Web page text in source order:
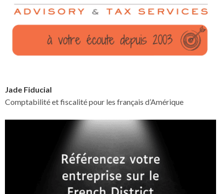
Jade Fiducial
Comptabilité et fiscalité pour les français d’Amérique